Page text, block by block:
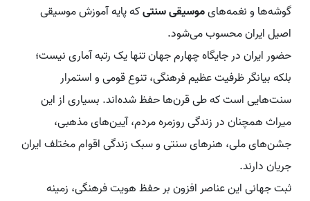
گوشه‌ها و نغمه‌هایموسیقی سنتیکه پایه آموزش موسیقی
اصیل ایران محسوب می‌شود.
حضور ایران در جایگاه چهارم جهان تنها یک رتبه آماری نیست؛
بلکه بیانگر ظرفیت عظیم فرهنگی، تنوع قومی و استمرار
سنت‌هایی است که طی قرن‌ها حفظ شده‌اند. بسیاری از این
میراث همچنان در زندگی روزمره مردم، آیین‌های مذهبی،
جشن‌های ملی، هنرهای سنتی و سبک زندگی اقوام مختلف ایران
جریان دارند.
ثبت جهانی این عناصر افزون بر حفظ هویت فرهنگی، زمینه